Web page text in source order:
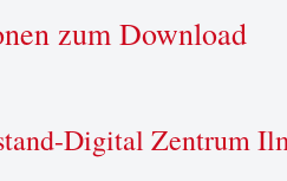
zum Download
Digital Zentrum